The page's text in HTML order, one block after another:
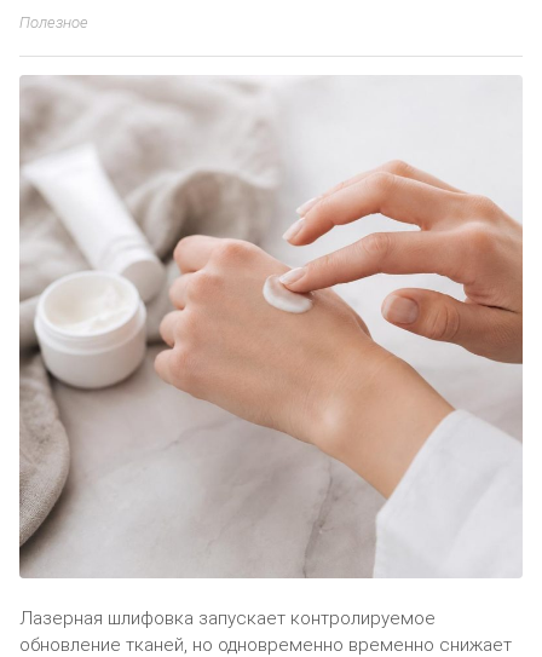
Полезное
Лазерная шлифовка запускает контролируемое
обновление тканей, но одновременно временно снижает